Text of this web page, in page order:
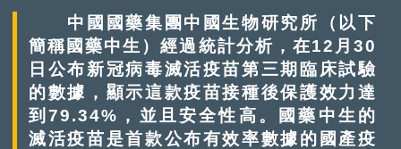
中國國藥集團中國生物研究所（以下
簡稱國藥中生）經過統計分析，在12月30
日公布新冠病毒滅活疫苗第三期臨床試驗
的數據，顯示這款疫苗接種後保護效力達
到79.34%，並且安全性高。國藥中生的
滅活疫苗是首款公布有效率數據的國產疫